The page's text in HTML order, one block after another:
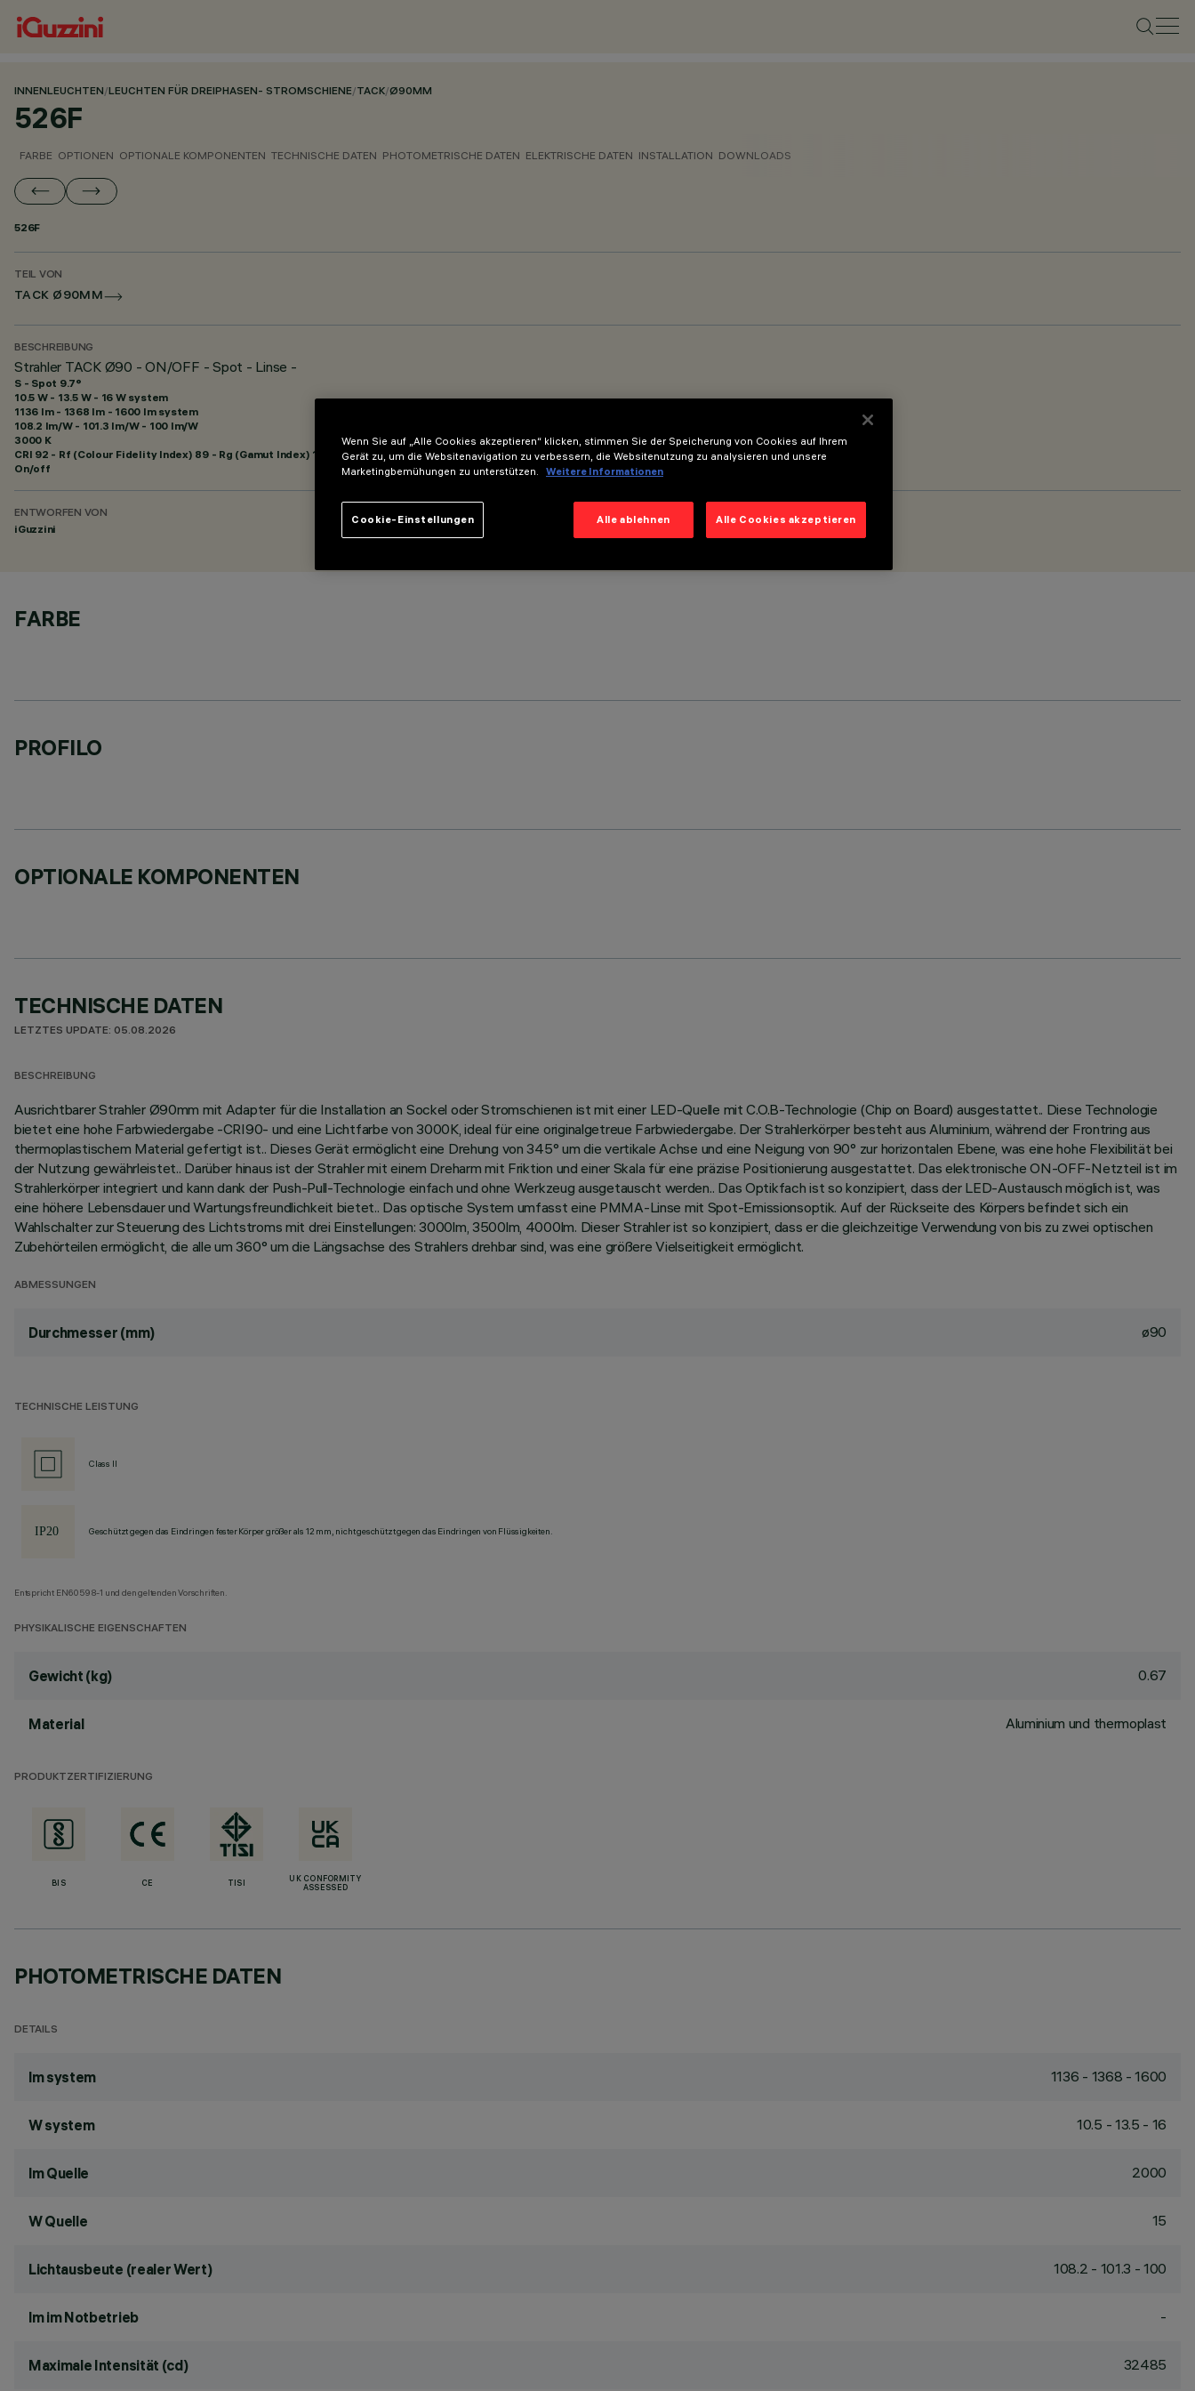
INNENLEUCHTEN/LEUCHTEN FÜR DREIPHASEN- STROMSCHIENE/TACK/Ø90MM
526F
FARBE OPTIONEN OPTIONALE KOMPONENTEN TECHNISCHE DATEN PHOTOMETRISCHE DATEN ELEKTRISCHE DATEN INSTALLATION DOWNLOADS
526F
TEIL VON
TACK Ø90MM
BESCHREIBUNG
Strahler TACK Ø90 - ON/OFF - Spot - Linse -
S - Spot 9.7°
10.5 W - 13.5 W - 16 W system
1136 lm - 1368 lm - 1600 lm system
108.2 lm/W - 101.3 lm/W - 100 lm/W
3000 K
CRI 92 - Rf (Colour Fidelity Index) 89 - Rg (Gamut Index) 101
On/off
ENTWORFEN VON
iGuzzini
FARBE
PROFILO
OPTIONALE KOMPONENTEN
TECHNISCHE DATEN
LETZTES UPDATE: 05.08.2026
BESCHREIBUNG
Ausrichtbarer Strahler Ø90mm mit Adapter für die Installation an Sockel oder Stromschienen ist mit einer LED-Quelle mit C.O.B-Technologie (Chip on Board) ausgestattet.. Diese Technologie
bietet eine hohe Farbwiedergabe -CRI90- und eine Lichtfarbe von 3000K, ideal für eine originalgetreue Farbwiedergabe. Der Strahlerkörper besteht aus Aluminium, während der Frontring aus
thermoplastischem Material gefertigt ist.. Dieses Gerät ermöglicht eine Drehung von 345° um die vertikale Achse und eine Neigung von 90° zur horizontalen Ebene, was eine hohe Flexibilität bei
der Nutzung gewährleistet.. Darüber hinaus ist der Strahler mit einem Dreharm mit Friktion und einer Skala für eine präzise Positionierung ausgestattet. Das elektronische ON-OFF-Netzteil ist im
Strahlerkörper integriert und kann dank der Push-Pull-Technologie einfach und ohne Werkzeug ausgetauscht werden.. Das Optikfach ist so konzipiert, dass der LED-Austausch möglich ist, was
eine höhere Lebensdauer und Wartungsfreundlichkeit bietet.. Das optische System umfasst eine PMMA-Linse mit Spot-Emissionsoptik. Auf der Rückseite des Körpers befindet sich ein
Wahlschalter zur Steuerung des Lichtstroms mit drei Einstellungen: 3000lm, 3500lm, 4000lm. Dieser Strahler ist so konzipiert, dass er die gleichzeitige Verwendung von bis zu zwei optischen
Zubehörteilen ermöglicht, die alle um 360° um die Längsachse des Strahlers drehbar sind, was eine größere Vielseitigkeit ermöglicht.
ABMESSUNGEN
Durchmesser (mm) ø90
TECHNISCHE LEISTUNG
Class II
Geschützt gegen das Eindringen fester Körper größer als 12 mm, nicht geschützt gegen das Eindringen von Flüssigkeiten.
Entspricht EN60598-1 und den geltenden Vorschriften.
PHYSIKALISCHE EIGENSCHAFTEN
Gewicht (kg) 0.67
Material Aluminium und thermoplast
PRODUKTZERTIFIZIERUNG
BIS CE TISI
UK CONFORMITY
ASSESSED
PHOTOMETRISCHE DATEN
DETAILS
lm system 1136 - 1368 - 1600
W system 10.5 - 13.5 - 16
lm Quelle 2000
W Quelle 15
Lichtausbeute (realer Wert) 108.2 - 101.3 - 100
lm im Notbetrieb -
Maximale Intensität (cd) 32485
Wenn Sie auf „Alle Cookies akzeptieren“ klicken, stimmen Sie der Speicherung von Cookies auf Ihrem
Gerät zu, um die Websitenavigation zu verbessern, die Websitenutzung zu analysieren und unsere
Marketingbemühungen zu unterstützen.
Weitere Informationen
Alle ablehnen Alle Cookies akzeptieren
Cookie-Einstellungen